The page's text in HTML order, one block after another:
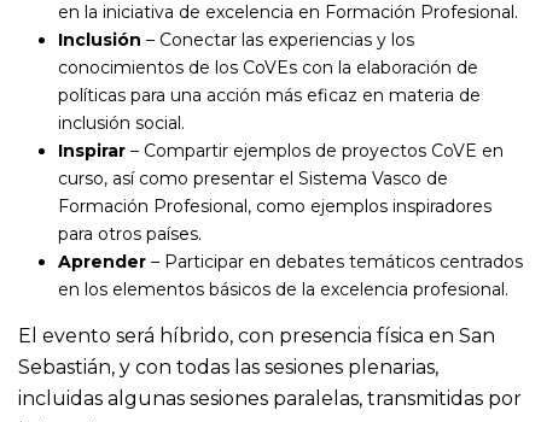
en la iniciativa de excelencia en Formación Profesional.
Inclusión – Conectar las experiencias y los
conocimientos de los CoVEs con la elaboración de
políticas para una acción más eficaz en materia de
inclusión social.
Inspirar– Compartir ejemplos de proyectos CoVE en
curso, así como presentar el Sistema Vasco de
Formación Profesional, como ejemplos inspiradores
para otros países.
Aprender– Participar en debates temáticos centrados
en los elementos básicos de la excelencia profesional.
El evento será híbrido, con presencia física en San
Sebastián, y con todas las sesiones plenarias,
incluidas algunas sesiones paralelas, transmitidas por